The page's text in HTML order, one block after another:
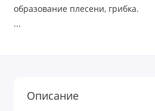
образование плесени, грибка.
...
Описание